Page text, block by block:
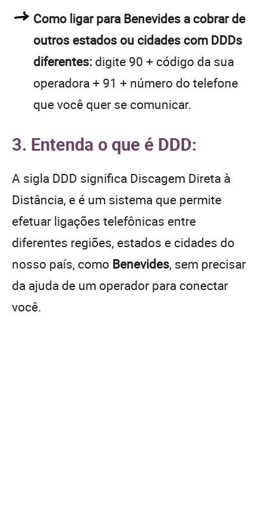
Como ligar para Benevides a cobrar de
outros estados ou cidades com DDDs
diferentes: digite 90 + código da sua
operadora + 91 + número do telefone
que você quer se comunicar.
3. Entenda o que é DDD:
A sigla DDD significa Discagem Direta à
Distância, e é um sistema que permite
efetuar ligações telefônicas entre
diferentes regiões, estados e cidades do
nosso país, como Benevides, sem precisar
da ajuda de um operador para conectar
você.